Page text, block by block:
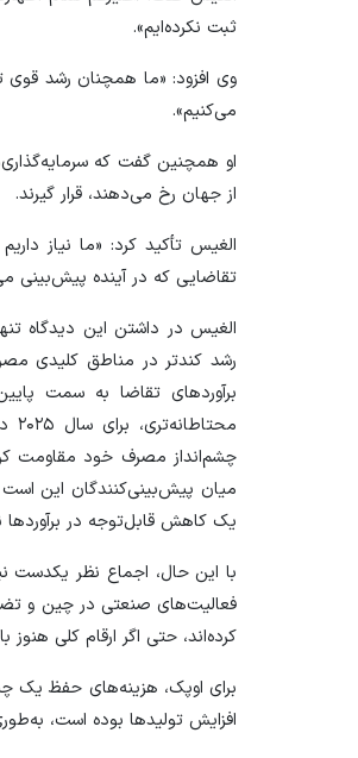
ثبت نکرده‌ایم».
می‌کنیم».
او همچنین گفت که
از جهان رخ می‌دهند، قرار گیرند.
الغیس تأکید کرد: «ما نیاز
تقاضایی که در آینده پیش‌بینی
الغیس در داشتن این دیدگاه
رشد کندتر در مناطق کلیدی
چشم‌انداز مصرف خود مقاومت
میان پیش‌بینی‌کنندگان این است
یک کاهش قابل‌توجه در برآورد‌ها
با این حال، اجماع نظر یکدست
فعالیت‌های صنعتی در چین و
کرده‌اند، حتی اگر ارقام کلی
برای اوپک، هزینه‌های حفظ یک
افزایش تولید‌ها بوده است،